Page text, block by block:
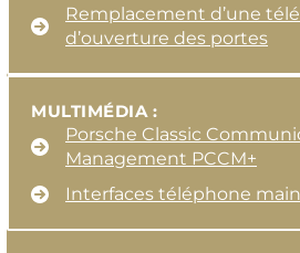
Remplacement d’une
d’ouverture des portes
MULTIMÉDIA :
Porsche Classic
Management PCCM+
Interfaces téléphone